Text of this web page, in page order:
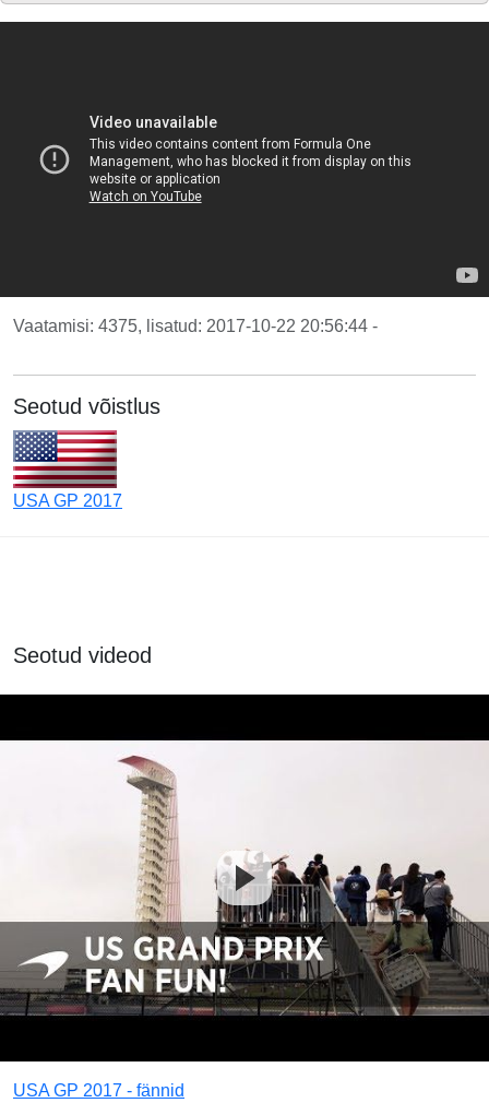
Vaatamisi: 4375, lisatud: 2017-10-22 20:56:44 -
Seotud võistlus
USA GP 2017
Seotud videod
USA GP 2017 - fännid